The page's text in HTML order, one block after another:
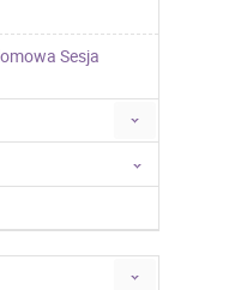
Sesja